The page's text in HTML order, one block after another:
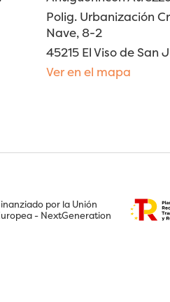
Polig. Urbanización
Nave, 8-2
45215 El Viso de San
Ver en el mapa
por la Unión
- NextGeneration